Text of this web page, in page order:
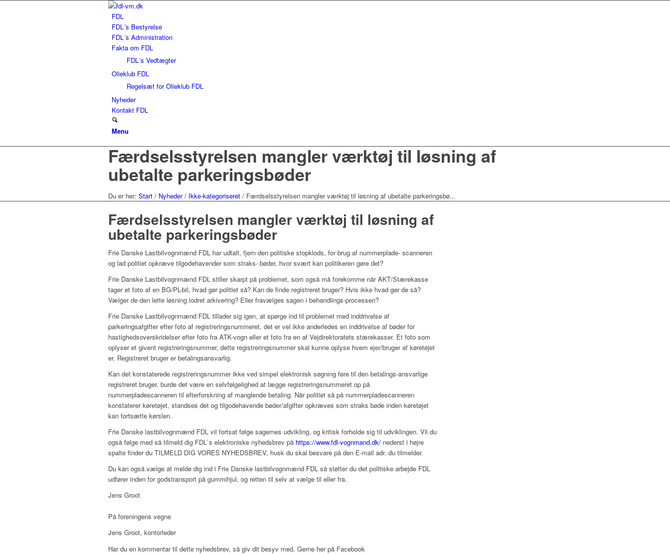
FDL
FDL´s Bestyrelse
FDL´s Administration
Fakta om FDL
FDL´s Vedtægter
Olieklub FDL
Regelsæt for Olieklub FDL
Nyheder
Kontakt FDL
Menu
Færdselsstyrelsen mangler værktøj til løsning af
ubetalte parkeringsbøder
Du er her: Start / Nyheder / Ikke-kategoriseret / Færdselsstyrelsen mangler værktøj til løsning af ubetalte parkeringsbø...
Færdselsstyrelsen mangler værktøj til løsning af
ubetalte parkeringsbøder
Frie Danske Lastbilvognmænd FDL har udtalt, fjern den politiske stopklods, for brug af nummerplade- scanneren
og lad politiet opkræve tilgodehavender som straks- bøder, hvor svært kan politikeren gøre det?
Frie Danske Lastbilvognmænd FDL stiller skarpt på problemet, som også må forekomme når AKT/Stærekasse
tager et foto af en BG/PL-bil, hvad gør politiet så? Kan de finde registreret bruger? Hvis ikke hvad gør de så?
Vælger de den lette løsning lodret arkivering? Eller fravælges sagen i behandlings-processen?
Frie Danske Lastbilvognmænd FDL tillader sig igen, at spørge ind til problemet med inddrivelse af
parkeringsafgifter efter foto af registreringsnummeret, det er vel ikke anderledes en inddrivelse af bøder for
hastighedsoverskridelser efter foto fra ATK-vogn eller et foto fra en af Vejdirektoratets stærekasser. Et foto som
oplyser et givent registreringsnummer, dette registreringsnummer skal kunne oplyse hvem ejer/bruger af køretøjet
er. Registreret bruger er betalingsansvarlig.
Kan det konstaterede registreringsnummer ikke ved simpel elektronisk søgning føre til den betalings-ansvarlige
registreret bruger, burde det være en selvfølgelighed at lægge registreringsnummeret op på
nummerpladescanneren til efterforskning af manglende betaling. Når politiet så på nummerpladescanneren
konstaterer køretøjet, standses det og tilgodehavende bøder/afgifter opkræves som straks bøde inden køretøjet
kan fortsætte kørslen.
Frie Danske lastbilvognmænd FDL vil fortsat følge sagernes udvikling, og kritisk forholde sig til udviklingen. Vil du
også følge med så tilmeld dig FDL`s elektroniske nyhedsbrev på https://www.fdl-vognmand.dk/ nederst i højre
spalte finder du TILMELD DIG VORES NYHEDSBREV, husk du skal besvare på den E-mail adr. du tilmelder.
Du kan også vælge at melde dig ind i Frie Danske lastbilvognmænd FDL så støtter du det politiske arbejde FDL
udfører inden for godstransport på gummihjul, og retten til selv at vælge til eller fra.
Jens Groot
På foreningens vegne
Jens Groot, kontorleder
Har du en kommentar til dette nyhedsbrev, så giv dit besyv med. Gerne her på Facebook